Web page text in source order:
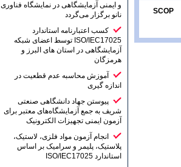
و ایمنی آزمایشگاهی در نمایشگاه فناوری
نانو برگزار می‌گردد
کسب اعتبارنامه استاندارد
ISO/IEC17025 توسط اعضای شبکه
آزمایشگاهی در استان های البرز و
هرمزگان
آموزش محاسبه عدم قطعیت در
اندازه گیری
پیوستن جهاد دانشگاهی صنعتی
شریف به جمع آزمایشگاه‌های معتبر برای
آزمون ایمنی تجهیزات الکترونیک
انجام آزمون مواد فلزی، لاستیک،
پلاستیک، پلیمر و سرامیک بر اساس
استاندارد ISO/IEC17025
SCOP